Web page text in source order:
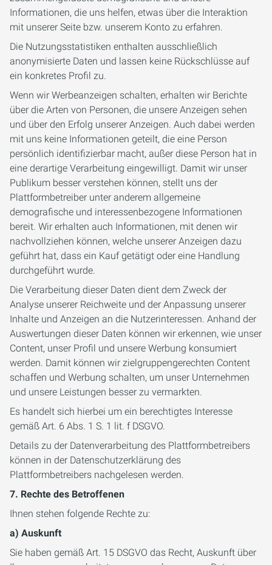
Informationen, die uns helfen, etwas über die Interaktion
mit unserer Seite bzw. unserem Konto zu erfahren.
Die Nutzungsstatistiken enthalten ausschließlich
anonymisierte Daten und lassen keine Rückschlüsse auf
ein konkretes Profil zu.
Wenn wir Werbeanzeigen schalten, erhalten wir Berichte
über die Arten von Personen, die unsere Anzeigen sehen
und über den Erfolg unserer Anzeigen. Auch dabei werden
mit uns keine Informationen geteilt, die eine Person
persönlich identifizierbar macht, außer diese Person hat in
eine derartige Verarbeitung eingewilligt. Damit wir unser
Publikum besser verstehen können, stellt uns der
Plattformbetreiber unter anderem allgemeine
demografische und interessenbezogene Informationen
bereit. Wir erhalten auch Informationen, mit denen wir
nachvollziehen können, welche unserer Anzeigen dazu
geführt hat, dass ein Kauf getätigt oder eine Handlung
durchgeführt wurde.
Die Verarbeitung dieser Daten dient dem Zweck der
Analyse unserer Reichweite und der Anpassung unserer
Inhalte und Anzeigen an die Nutzerinteressen. Anhand der
Auswertungen dieser Daten können wir erkennen, wie unser
Content, unser Profil und unsere Werbung konsumiert
werden. Damit können wir zielgruppengerechten Content
schaffen und Werbung schalten, um unser Unternehmen
und unsere Leistungen besser zu vermarkten.
Es handelt sich hierbei um ein berechtigtes Interesse
gemäß Art. 6 Abs. 1 S. 1 lit. f DSGVO.
Details zu der Datenverarbeitung des Plattformbetreibers
können in der Datenschutzerklärung des
Plattformbetreibers nachgelesen werden.
7. Rechte des Betroffenen
Ihnen stehen folgende Rechte zu:
a) Auskunft
Sie haben gemäß Art. 15 DSGVO das Recht, Auskunft über